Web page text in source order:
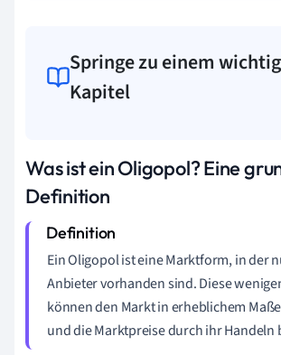
Springe zu einem
Kapitel
Was ist ein Oligopol? Eine
Definition
Ein Oligopol ist eine Marktform, in der
Anbieter vorhanden sind. Diese
können den Markt in erheblichem
und die Marktpreise durch ihr Handeln